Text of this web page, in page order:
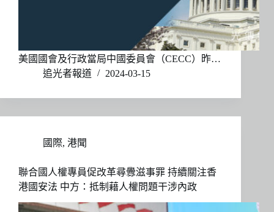
美國國會及行政當局中國委員會（CECC）昨…
追光者報道
2024-03-15
國際, 港聞
聯合國人權專員促改革尋釁滋事罪 持續關注香
港國安法 中方：抵制藉人權問題干涉內政